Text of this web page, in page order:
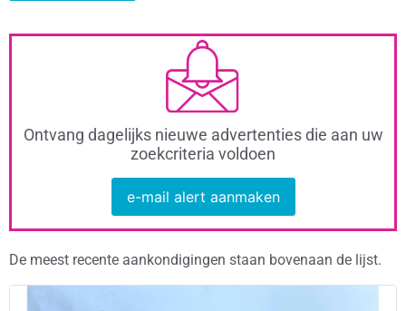
Ontvang dagelijks nieuwe advertenties die aan uw
zoekcriteria voldoen
e-mail alert aanmaken
De meest recente aankondigingen staan bovenaan de lijst.